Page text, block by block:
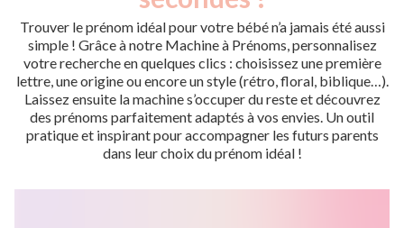
Trouver le prénom idéal pour votre bébé n’a jamais été aussi
simple ! Grâce à notre Machine à Prénoms, personnalisez
votre recherche en quelques clics : choisissez une première
lettre, une origine ou encore un style (rétro, floral, biblique…).
Laissez ensuite la machine s’occuper du reste et découvrez
des prénoms parfaitement adaptés à vos envies. Un outil
pratique et inspirant pour accompagner les futurs parents
dans leur choix du prénom idéal !